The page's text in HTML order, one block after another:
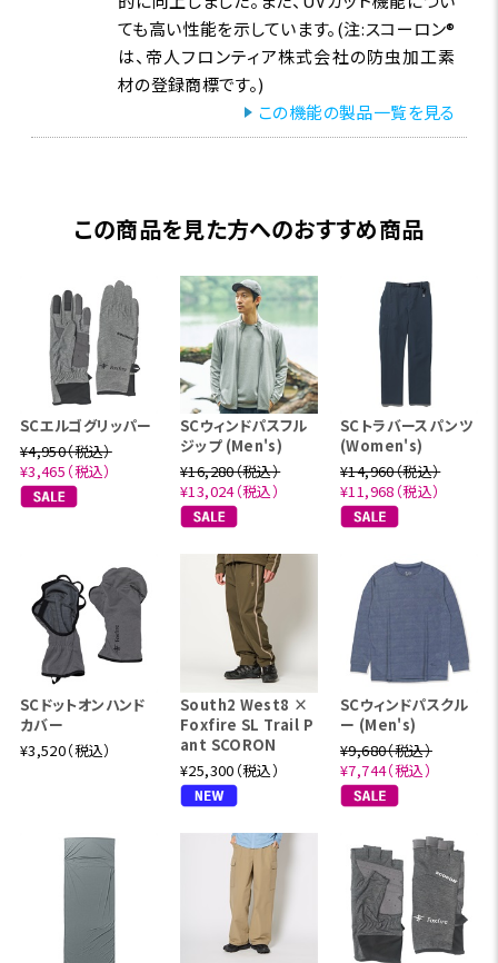
ても高い性能を示しています。(注:スコーロン®
は、帝人フロンティア株式会社の防虫加工素
材の登録商標です。)
この機能の製品一覧を見る
この商品を見た方へのおすすめ商品
SCエルゴグリッパー
¥4,950（税込）
¥3,465（税込）
SCウィンドパスフル
ジップ (Men's)
¥16,280（税込）
¥13,024（税込）
SCトラバースパンツ
(Women's)
¥14,960（税込）
¥11,968（税込）
SCドットオンハンド
カバー
¥3,520（税込）
South2 West8 ×
Foxfire SL Trail P
ant SCORON
¥25,300（税込）
SCウィンドパスクル
ー (Men's)
¥9,680（税込）
¥7,744（税込）